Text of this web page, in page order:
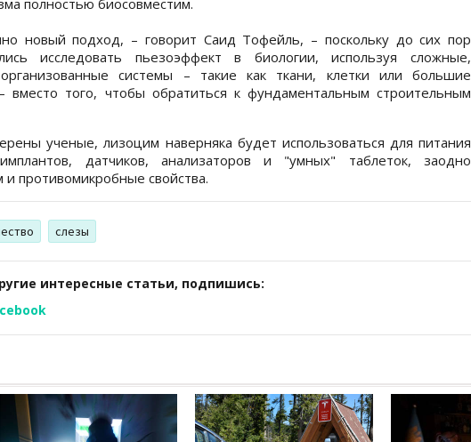
новый подход, – говорит Саид Тофейль, – поскольку до сих пор
исследовать пьезоэффект в биологии, используя сложные,
организованные системы – такие как ткани, клетки или большие
вместо того, чтобы обратиться к фундаментальным строительным
ученые, лизоцим наверняка будет использоваться для питания
датчиков, анализаторов и "умных" таблеток, заодно
и противомикробные свойства.
слезы
интересные статьи, подпишись: